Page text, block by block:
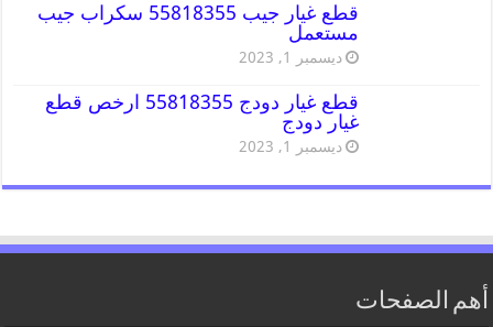
قطع غيار جيب 55818355 سكراب جيب
مستعمل
ديسمبر 1, 2023
قطع غيار دودج 55818355 ارخص قطع
غيار دودج
ديسمبر 1, 2023
أهم الصفحات